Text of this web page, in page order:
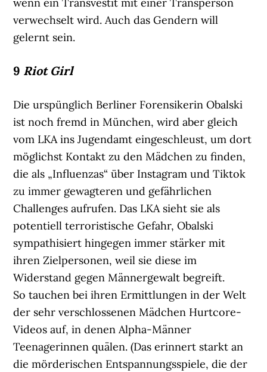
wenn ein Transvestit mit einer Transperson
verwechselt wird. Auch das Gendern will
gelernt sein.
9 Riot Girl
Die urspünglich Berliner Forensikerin Obalski
ist noch fremd in München, wird aber gleich
vom LKA ins Jugendamt eingeschleust, um dort
möglichst Kontakt zu den Mädchen zu finden,
die als „Influenzas“ über Instagram und Tiktok
zu immer gewagteren und gefährlichen
Challenges aufrufen. Das LKA sieht sie als
potentiell terroristische Gefahr, Obalski
sympathisiert hingegen immer stärker mit
ihren Zielpersonen, weil sie diese im
Widerstand gegen Männergewalt begreift.
So tauchen bei ihren Ermittlungen in der Welt
der sehr verschlossenen Mädchen Hurtcore-
Videos auf, in denen Alpha-Männer
Teenagerinnen quälen. (Das erinnert starkt an
die mörderischen Entspannungsspiele, die der